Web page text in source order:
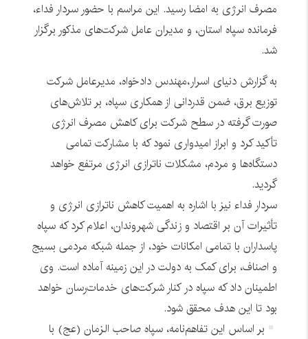
مصرف انرژی به امضا رسید. این مراسم با حضور سردار فداء،
فرمانده سپاه استان، و مدیران عامل شرکت‌های مذکور برگزار
شد.
به گزارش دنیای اسرار،مهندس دادخواه، مدیرعامل شرکت
توزیع برق، ضمن قدردانی از همکاری سپاه، بر تلاش‌های
صورت گرفته در سطح شرکت برای کاهش مصرف انرژی
تأکید کرد و ابراز امیدواری نمود که با مشارکت تمامی
دستگاه‌ها و مردم، مشکلات ناترازی انرژی مرتفع خواهد
گردید.
سردار فداء نیز با اشاره به اهمیت کاهش ناترازی انرژی و
تأثیرات آن بر اقتصاد و زندگی شهروندان، اعلام کرد که سپاه
پاسداران با تمامی امکانات خود، از جمله شبکه مردمی بسیج
و اصناف، برای کمک به دولت در این زمینه آماده است. وی
اطمینان داد که سپاه در کنار شرکت‌های خدمات‌رسان خواهد
بود تا این هدف محقق شود.
بر اساس این تفاهم‌نامه، سپاه صاحب الزمان (عج) با